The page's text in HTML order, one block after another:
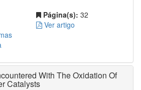
Página(s): 32
Ver artigo
With The Oxidation Of
Catalysts